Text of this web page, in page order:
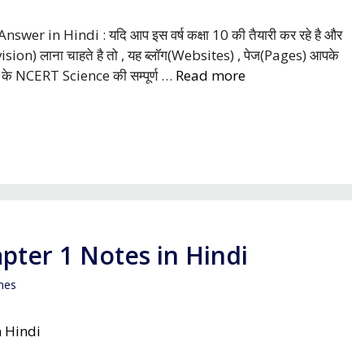
in Hindi : यदि आप इस वर्ष कक्षा 10 की तैयारी कर रहे है और
लाना चाहते है तो , यह ब्लॉग(Websites) , पेज(Pages) आपके
के NCERT Science की सम्पूर्ण … Read more
1 Notes in Hindi